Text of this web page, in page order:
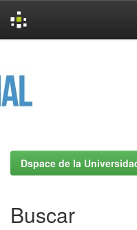
Dspace de la
Buscar